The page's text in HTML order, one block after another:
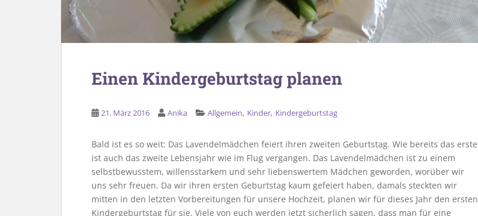
Einen Kindergeburtstag planen
21. März 2016 Anika Allgemein, Kinder, Kindergeburtstag
Bald ist es so weit: Das Lavendelmädchen feiert ihren zweiten Geburtstag. Wie bereits das erste
ist auch das zweite Lebensjahr wie im Flug vergangen. Das Lavendelmädchen ist zu einem
selbstbewusstem, willensstarkem und sehr liebenswertem Mädchen geworden, worüber wir
uns sehr freuen. Da wir ihren ersten Geburtstag kaum gefeiert haben, damals steckten wir
mitten in den letzten Vorbereitungen für unsere Hochzeit, planen wir für dieses Jahr den ersten
Kindergeburtstag für sie. Viele von euch werden jetzt sicherlich sagen, dass man für eine